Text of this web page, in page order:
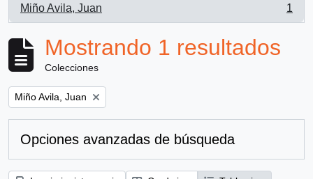
Miño Avila, Juan
, 1 resultados
1
Mostrando 1 resultados
Colecciones
Remove filter:
Miño Avila, Juan
Opciones avanzadas de búsqueda